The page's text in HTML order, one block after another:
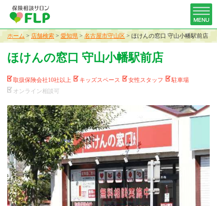
ホーム > 店舗検索 > 愛知県 > 名古屋市守山区 > ほけんの窓口 守山小幡駅前店
ほけんの窓口 守山小幡駅前店
取扱保険会社10社以上 キッズスペース 女性スタッフ
駐車場
オンライン相談可